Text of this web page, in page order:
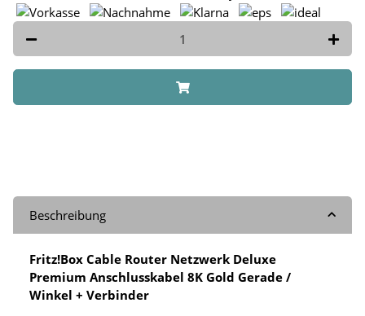
Beschreibung
Fritz!Box Cable Router Netzwerk Deluxe
Premium Anschlusskabel 8K Gold Gerade /
Winkel + Verbinder